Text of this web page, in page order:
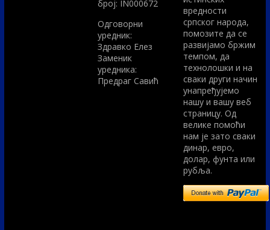
број: IN000672
Одговорни
уредник:
Здравко Елез
Заменик
уредника:
Предраг Савић
вредности
српског народа,
помозите да се
развијамо бржим
темпом, да
технолошки и на
сваки други начин
унапређујемо
нашу и вашу веб
страницу. Од
велике помоћи
нам је зато сваки
динар, евро,
долар, фунта или
рубља.